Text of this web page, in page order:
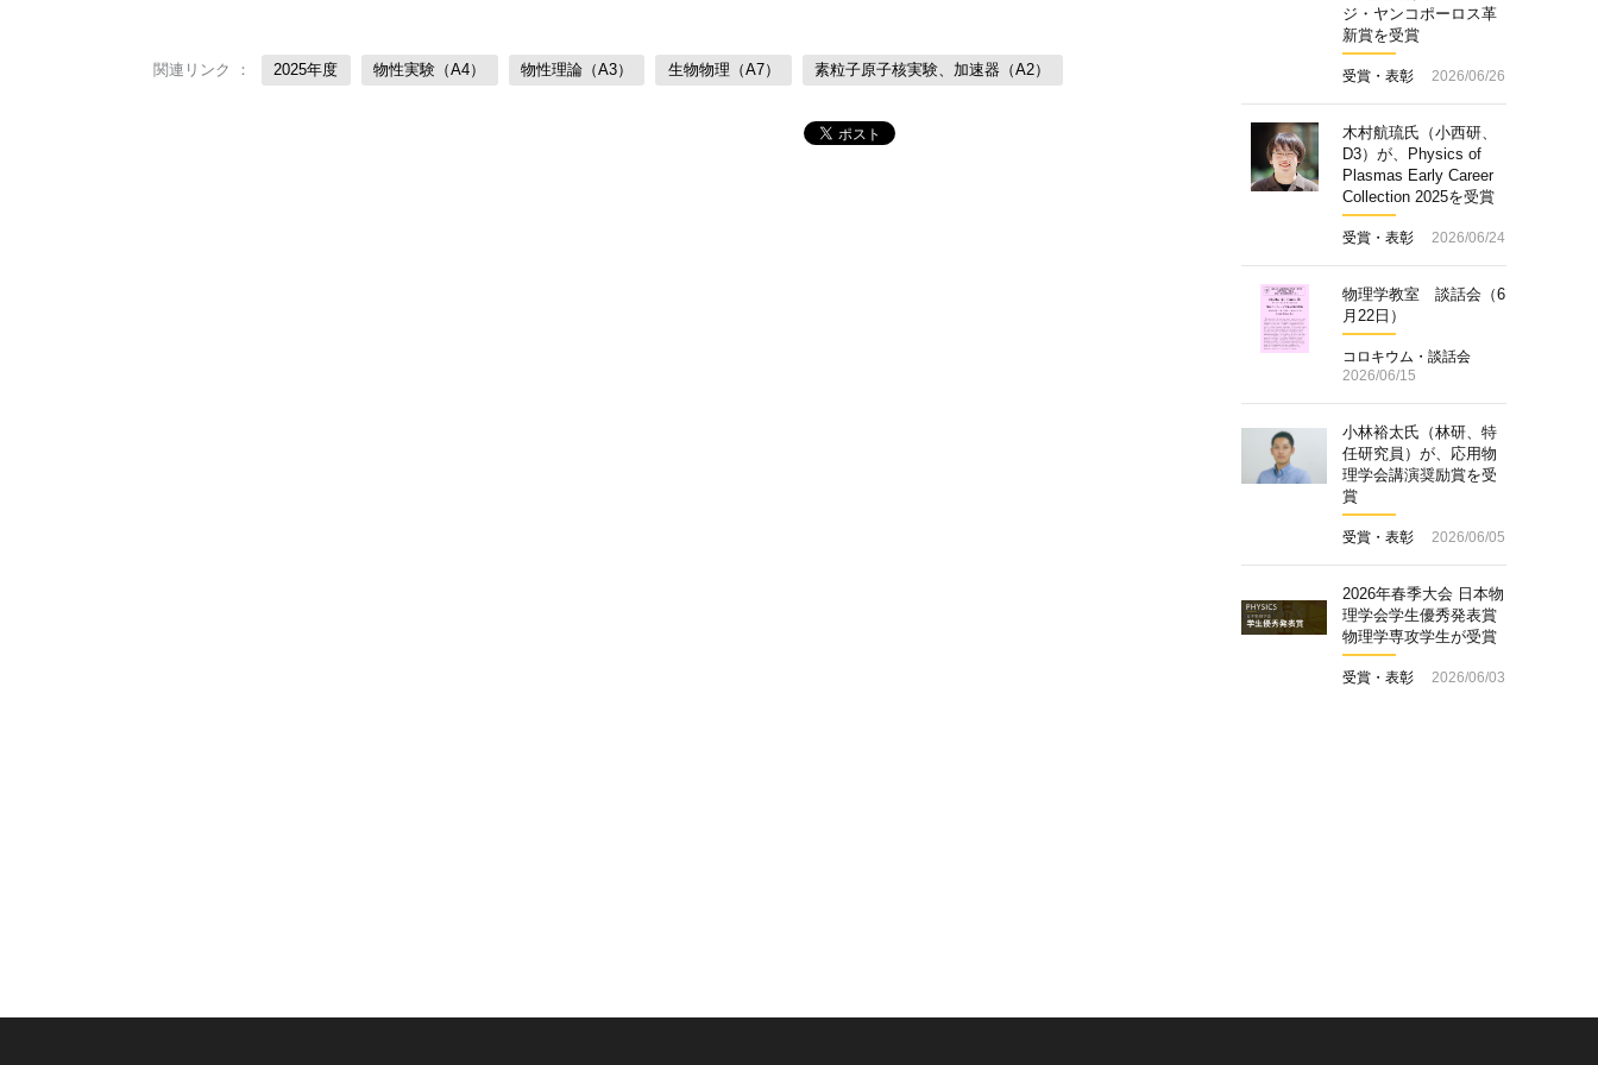
関連リンク ： 2025年度 物性実験（A4） 物性理論（A3） 生物物理（A7） 素粒子原子核実験、加速器（A2）
ジ・ヤンコポーロス革
新賞を受賞
受賞・表彰 2026/06/26
木村航琉氏（小西研、
D3）が、Physics of
Plasmas Early Career
Collection 2025を受賞
受賞・表彰 2026/06/24
物理学教室 談話会（6
月22日）
コロキウム・談話会
2026/06/15
小林裕太氏（林研、特
任研究員）が、応用物
理学会講演奨励賞を受
賞
受賞・表彰 2026/06/05
2026年春季大会 日本物
理学会学生優秀発表賞
物理学専攻学生が受賞
受賞・表彰 2026/06/03